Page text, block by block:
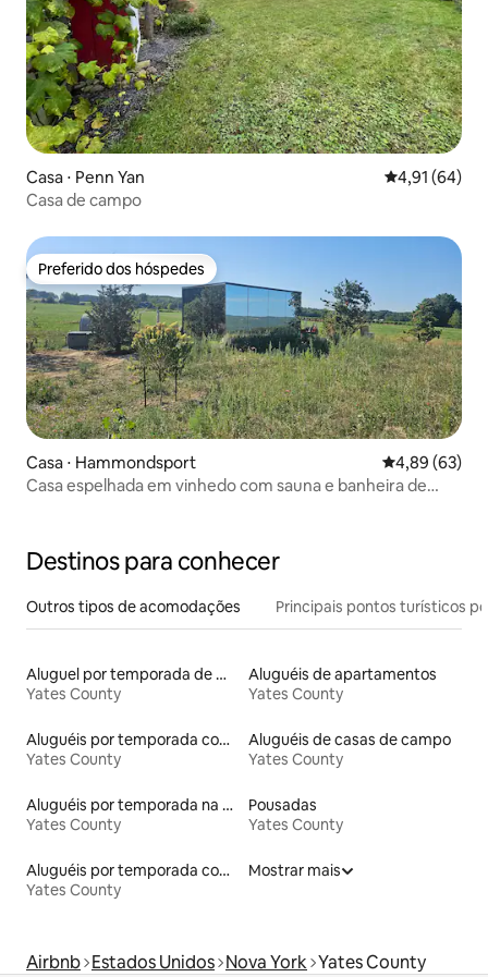
Casa ⋅ Penn Yan 4,91 de uma
4,91 (64)
Casa de campo
Preferido dos hóspedes
Preferido dos hóspedes
Casa ⋅ Hammondsport 4,89 de uma
4,89 (63)
Casa espelhada em vinhedo com sauna e banheira de
Destinos para conhecer
Outros tipos de acomodações Principais pontos turísticos
Aluguel por temporada de microcasas
Yates County
Aluguéis de apartamentos
Yates County
Aluguéis por temporada com banheira de hidromassagem
Yates County
Aluguéis de casas de campo
Yates County
Aluguéis por temporada na orla
Yates County
Pousadas
Yates County
Aluguéis por temporada com café da manhã
Yates County
Mostrar mais
Airbnb Estados Unidos Nova York Yates County